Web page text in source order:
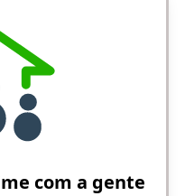
com a gente